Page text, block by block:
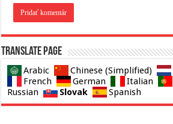
Translate page
Arabic Chinese (Simplified)
French
German Italian
Russian
Slovak Spanish